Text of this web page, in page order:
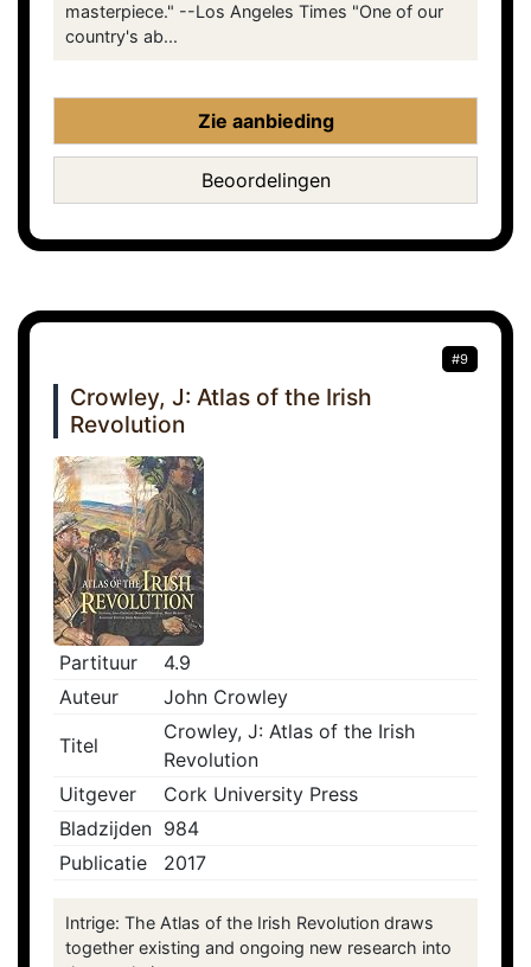
masterpiece." --Los Angeles Times "One of our
country's ab...
Zie aanbieding
Beoordelingen
#9
Crowley, J: Atlas of the Irish
Revolution
Partituur
4.9
Auteur
John Crowley
Titel
Crowley, J: Atlas of the Irish
Revolution
Uitgever
Cork University Press
Bladzijden 984
Publicatie
2017
Intrige: The Atlas of the Irish Revolution draws
together existing and ongoing new research into